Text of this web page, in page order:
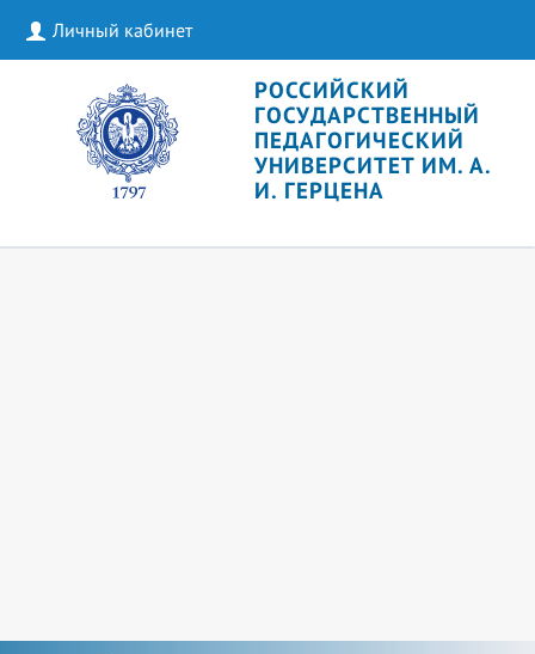
Личный кабинет
РОССИЙСКИЙ
ГОСУДАРСТВЕННЫЙ
ПЕДАГОГИЧЕСКИЙ
УНИВЕРСИТЕТ ИМ. А.
И. ГЕРЦЕНА